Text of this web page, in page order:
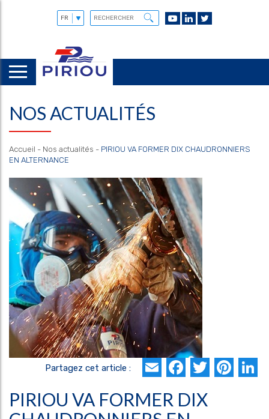
NOS ACTUALITÉS
Accueil - Nos actualités - PIRIOU VA FORMER DIX CHAUDRONNIERS
EN ALTERNANCE
Partagez cet article : Email
PIRIOU VA FORMER DIX